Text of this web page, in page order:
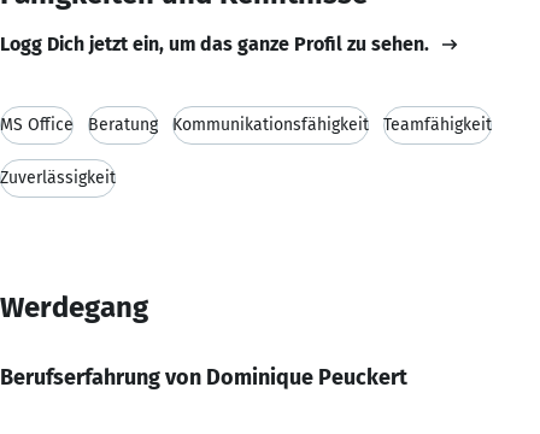
Logg Dich jetzt ein, um das ganze Profil zu sehen.
MS Office Beratung Kommunikationsfähigkeit Teamfähigkeit
Zuverlässigkeit
Werdegang
Berufserfahrung von Dominique Peuckert